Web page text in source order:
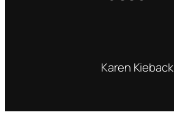
Karen Kieback